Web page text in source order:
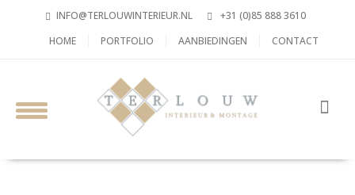
INFO@TERLOUWINTERIEUR.NL
+31 (0)85 888 3610
HOME
PORTFOLIO AANBIEDINGEN CONTACT